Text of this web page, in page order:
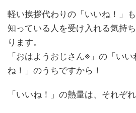
軽い挨拶代わりの「いいね！」も
知っている人を受け入れる気持
ります。
「おはようおじさん※」の「い
ね！」のうちですから！
「いいね！」の熱量は、それぞ